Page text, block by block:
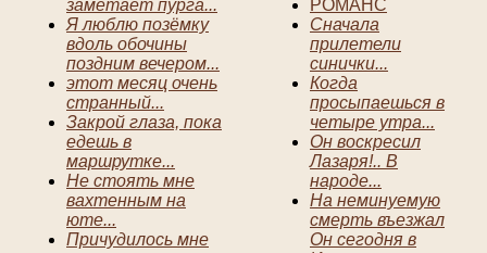
заметает пурга...
Я люблю позёмку
вдоль обочины
поздним вечером...
этот месяц очень
странный...
Закрой глаза, пока
едешь в
маршрутке...
Не стоять мне
вахтенным на
юте...
Причудилось мне
РОМАНС
Сначала
прилетели
синички...
Когда
просыпаешься в
четыре утра...
Он воскресил
Лазаря!.. В
народе...
На неминуемую
смерть въезжал
Он сегодня в